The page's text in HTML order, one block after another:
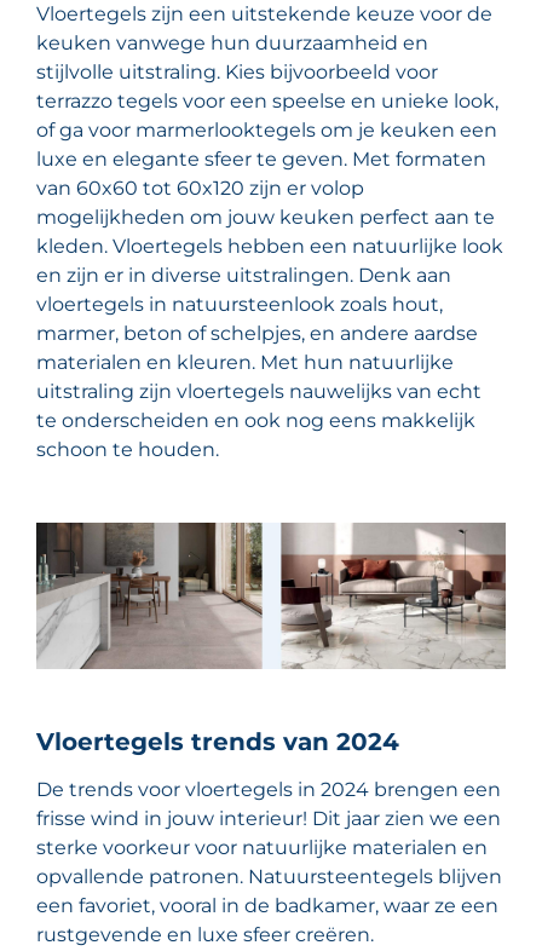
Vloertegels zijn een uitstekende keuze voor de
keuken vanwege hun duurzaamheid en
stijlvolle uitstraling. Kies bijvoorbeeld voor
terrazzo tegels voor een speelse en unieke look,
of ga voor marmerlooktegels om je keuken een
luxe en elegante sfeer te geven. Met formaten
van 60x60 tot 60x120 zijn er volop
mogelijkheden om jouw keuken perfect aan te
kleden. Vloertegels hebben een natuurlijke look
en zijn er in diverse uitstralingen. Denk aan
vloertegels in natuursteenlook zoals hout,
marmer, beton of schelpjes, en andere aardse
materialen en kleuren. Met hun natuurlijke
uitstraling zijn vloertegels nauwelijks van echt
te onderscheiden en ook nog eens makkelijk
schoon te houden.
Vloertegels trends van 2024
De trends voor vloertegels in 2024 brengen een
frisse wind in jouw interieur! Dit jaar zien we een
sterke voorkeur voor natuurlijke materialen en
opvallende patronen. Natuursteentegels blijven
een favoriet, vooral in de badkamer, waar ze een
rustgevende en luxe sfeer creëren.